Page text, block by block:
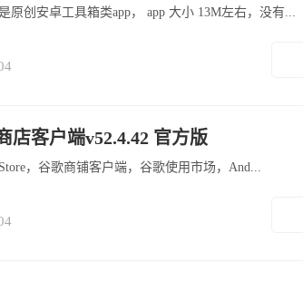
具箱 是原创安卓工具箱类app， app 大小 13M左右，没有...
店客户端v52.4.42 官方版
Play Store，谷歌商铺客户端，谷歌使用市场，And...